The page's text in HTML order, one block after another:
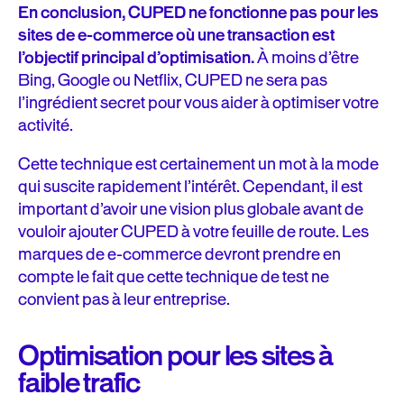
En conclusion, CUPED ne fonctionne pas pour les
sites de e-commerce où une transaction est
l’objectif principal d’optimisation.À moins d’être
Bing, Google ou Netflix, CUPED ne sera pas
l’ingrédient secret pour vous aider à optimiser votre
activité.
Cette technique est certainement un mot à la mode
qui suscite rapidement l’intérêt. Cependant, il est
important d’avoir une vision plus globale avant de
vouloir ajouter CUPED à votre feuille de route. Les
marques de e-commerce devront prendre en
compte le fait que cette technique de test ne
convient pas à leur entreprise.
Optimisation pour les sites à
faible trafic